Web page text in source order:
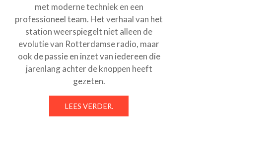
met moderne techniek en een
professioneel team. Het verhaal van het
station weerspiegelt niet alleen de
evolutie van Rotterdamse radio, maar
ook de passie en inzet van iedereen die
jarenlang achter de knoppen heeft
gezeten.
LEES VERDER.